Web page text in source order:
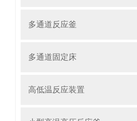
多通道反应釜
多通道固定床
高低温反应装置